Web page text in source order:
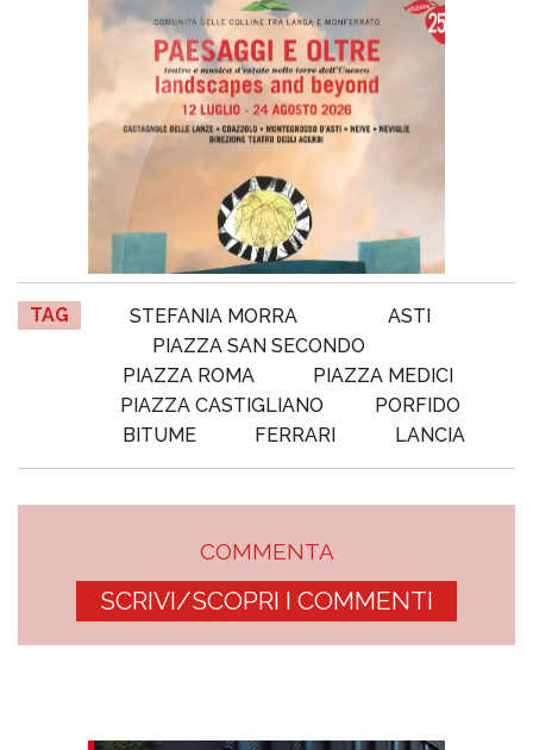
TAG STEFANIA MORRA
ASTI
PIAZZA SAN SECONDO
PIAZZA ROMA
PIAZZA MEDICI
PIAZZA CASTIGLIANO
PORFIDO
BITUME
FERRARI LANCIA
COMMENTA
SCRIVI/SCOPRI I COMMENTI